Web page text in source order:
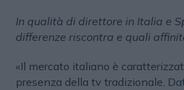
In qualità di direttore in Italia e
differenze riscontra e quali
«Il mercato italiano è
presenza della tv tradizionale.